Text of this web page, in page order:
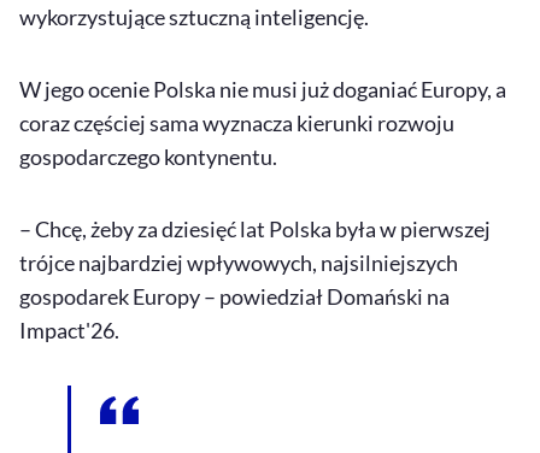
wykorzystujące sztuczną inteligencję.
W jego ocenie Polska nie musi już doganiać Europy, a
coraz częściej sama wyznacza kierunki rozwoju
gospodarczego kontynentu.
– Chcę, żeby za dziesięć lat Polska była w pierwszej
trójce najbardziej wpływowych, najsilniejszych
gospodarek Europy – powiedział Domański na
Impact'26.